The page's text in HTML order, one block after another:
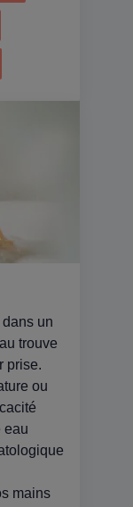
un
trouve
prise.
ou
eau
mains